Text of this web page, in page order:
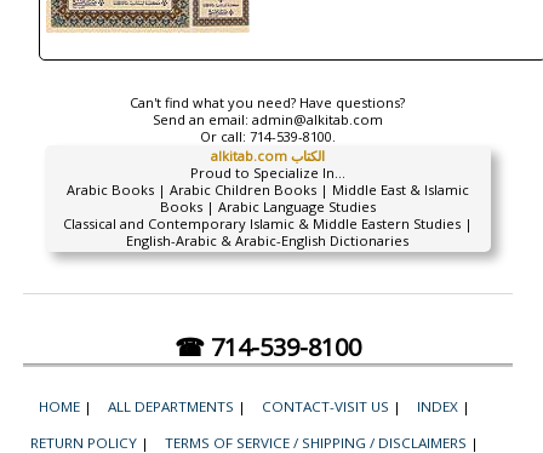
Can't find what you need? Have questions?
Send an email: admin@alkitab.com
Or call: 714-539-8100.
alkitab.com الكتاب
Proud to Specialize In...
Arabic Books | Arabic Children Books | Middle East & Islamic
Books | Arabic Language Studies
Classical and Contemporary Islamic & Middle Eastern Studies |
English-Arabic & Arabic-English Dictionaries
☎ 714-539-8100
HOME | ALL DEPARTMENTS | CONTACT-VISIT US | INDEX |
RETURN POLICY | TERMS OF SERVICE / SHIPPING / DISCLAIMERS |